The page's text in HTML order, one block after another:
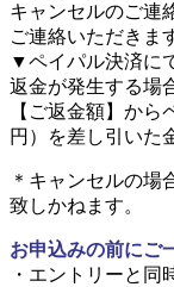
キャンセルのご連
ご連絡いただきま
▼ペイパル決済に
返金が発生する場
【ご返金額】から
円）を差し引いた
＊キャンセルの場
致しかねます。
お申込みの前にご
・エントリーと同